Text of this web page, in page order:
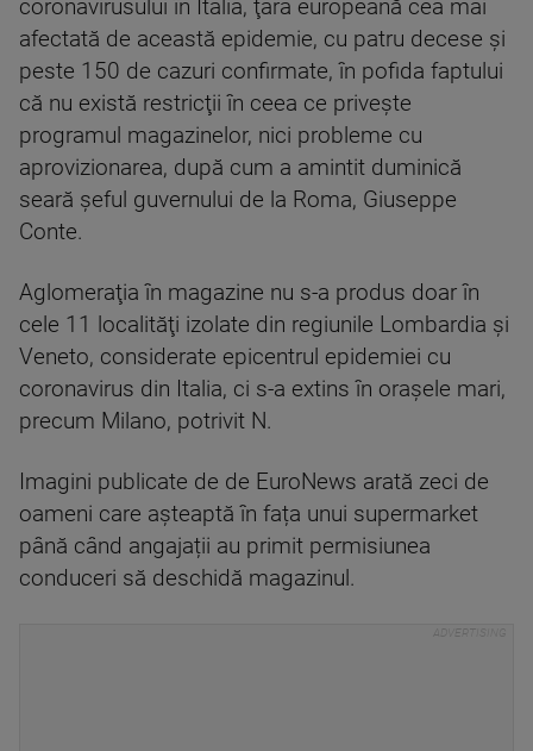
coronavirusului în Italia, ţara europeană cea mai
afectată de această epidemie, cu patru decese şi
peste 150 de cazuri confirmate, în pofida faptului
că nu există restricţii în ceea ce priveşte
programul magazinelor, nici probleme cu
aprovizionarea, după cum a amintit duminică
seară şeful guvernului de la Roma, Giuseppe
Conte.
Aglomeraţia în magazine nu s-a produs doar în
cele 11 localităţi izolate din regiunile Lombardia şi
Veneto, considerate epicentrul epidemiei cu
coronavirus din Italia, ci s-a extins în oraşele mari,
precum Milano, potrivit N.
Imagini publicate de de EuroNews arată zeci de
oameni care așteaptă în fața unui supermarket
până când angajații au primit permisiunea
conduceri să deschidă magazinul.